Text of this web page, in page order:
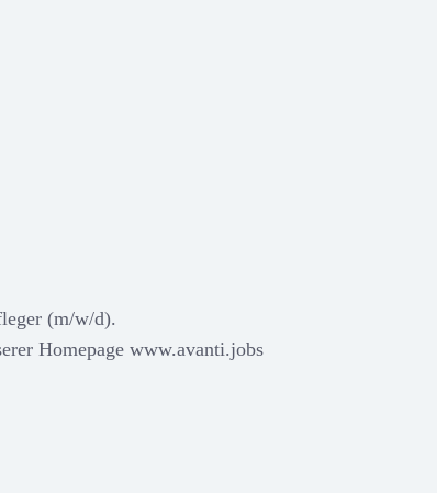
(m/w/d).
Homepage www.avanti.jobs